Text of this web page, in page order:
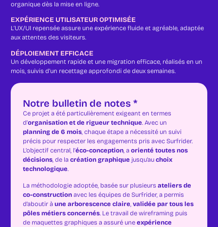
organique dès la mise en ligne.
EXPÉRIENCE UTILISATEUR OPTIMISÉE
L’UX/UI repensée assure une expérience fluide et agréable, adaptée
aux attentes des visiteurs.
DÉPLOIEMENT EFFICACE
Un développement rapide et une migration efficace, réalisés en un
mois, suivis d’un recettage approfondi de deux semaines.
Notre bulletin de notes *
Ce projet a été particulièrement exigeant en termes
d’organisation et de rigueur technique. Avec un
planning de 6 mois, chaque étape a nécessité un suivi
précis pour respecter les engagements pris avec Surfrider.
L’objectif central, l’éco-conception, aorienté toutes nos
décisions, de lacréation graphique jusqu’auchoix
technologique.
La méthodologie adoptée, basée sur plusieursateliers de
co-constructionavec les équipes de Surfrider, a permis
d’aboutir àune arborescence claire,validée par tous les
pôles métiers concernés. Le travail de wireframing puis
de maquettes graphiques a assuré uneexpérience